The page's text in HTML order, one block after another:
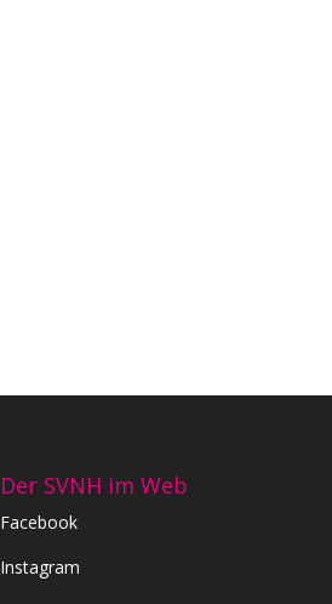
Der SVNH im Web
Facebook
Instagram